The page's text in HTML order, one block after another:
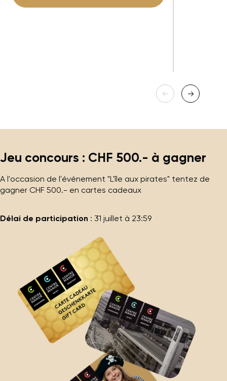
Jeu concours : CHF 500.- à gagner
A l'occasion de l'événement "L'île aux pirates" tentez de
gagner CHF 500.- en cartes cadeaux
Délai de participation : 31 juillet à 23:59